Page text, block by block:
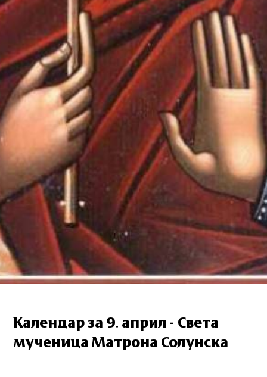
Календар за 9. април - Света
мученица Матрона Солунска